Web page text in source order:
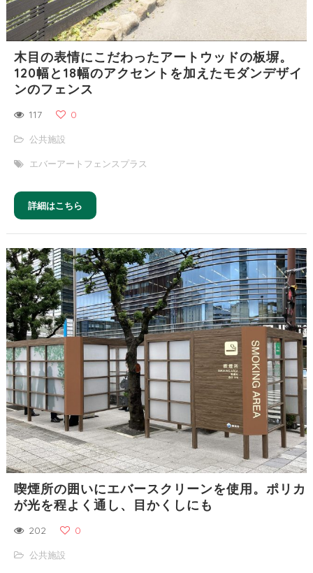
木目の表情にこだわったアートウッドの板塀。
120幅と18幅のアクセントを加えたモダンデザイ
ンのフェンス
117 0
公共施設
エバーアートフェンスプラス
詳細はこちら
喫煙所の囲いにエバースクリーンを使用。ポリカ
が光を程よく通し、目かくしにも
202 0
公共施設